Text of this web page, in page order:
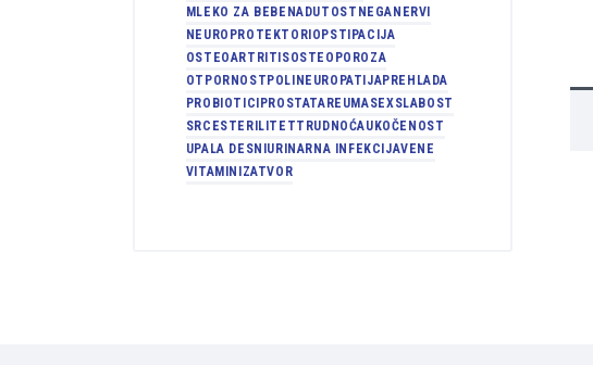
MLEKO ZA BEBE NADUTOST NEGA NERVI
NEUROPROTEKTORI OPSTIPACIJA
OSTEOARTRITISOSTEOPOROZA
OTPORNOST POLINEUROPATIJAPREHLADA
PROBIOTICI PROSTATA REUMASEXSLABOST
SRCESTERILITETTRUDNOĆAUKOČENOST
UPALA DESNI URINARNA INFEKCIJAVENE
VITAMINI ZATVOR